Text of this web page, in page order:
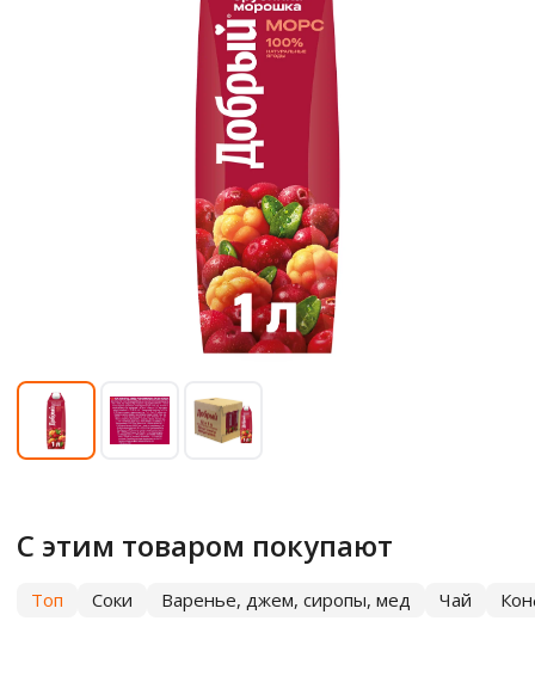
С этим товаром покупают
Топ Соки Варенье, джем, сиропы, мед Чай